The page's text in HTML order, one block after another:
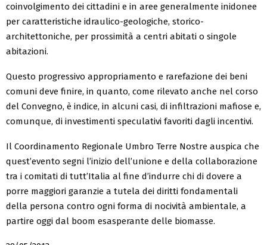
coinvolgimento dei cittadini e in aree generalmente inidonee
per caratteristiche idraulico-geologiche, storico-
architettoniche, per prossimità a centri abitati o singole
abitazioni.
Questo progressivo appropriamento e rarefazione dei beni
comuni deve finire, in quanto, come rilevato anche nel corso
del Convegno, è indice, in alcuni casi, di infiltrazioni mafiose e,
comunque, di investimenti speculativi favoriti dagli incentivi.
Il Coordinamento Regionale Umbro Terre Nostre auspica che
quest’evento segni l’inizio dell’unione e della collaborazione
tra i comitati di tutt’Italia al fine d’indurre chi di dovere a
porre maggiori garanzie a tutela dei diritti fondamentali
della persona contro ogni forma di nocività ambientale, a
partire oggi dal boom esasperante delle biomasse.